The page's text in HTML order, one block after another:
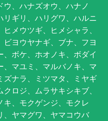
、ハナズオウ、ハナノ
ギリ、ハリグワ、ハルニ
メウツギ、ヒメシャラ、
ヨウヤナギ、ブナ、フヨ
ボケ、ホオノキ、ボダイ
、マユミ、マルバノキ、マ
ズナラ、ミツマタ、ミヤギ
ロジ、ムラサキシキブ、
、モクゲンジ、モクレ
、ヤマグワ、ヤマコウバ